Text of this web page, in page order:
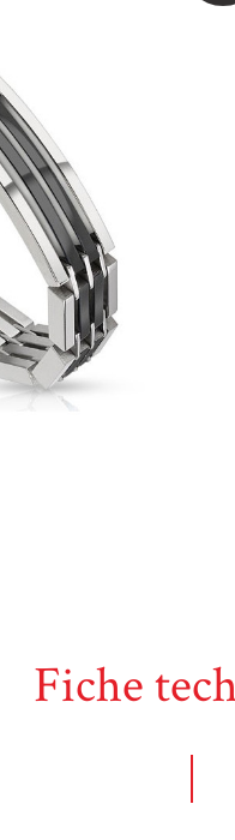
Fiche